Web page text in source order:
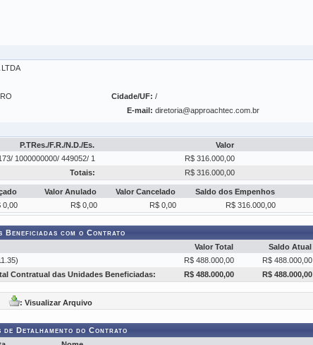
Cidade/UF: /
E-mail: diretoria@approachtec.com.br
P.TRes./F.R./N.D./Es. Valor
1000000000/ 449052/ 1 R$ 316.000,00
Totais:
R$ 316.000,00
Valor Anulado Valor Cancelado Saldo dos Empenhos
0,00 R$ 0,00 R$ 0,00 R$ 316.000,00
Beneficiadas com o Contrato
Valor Total Saldo Atual
R$ 488.000,00 R$ 488.000,00
Contratual das Unidades Beneficiadas:
R$ 488.000,00 R$ 488.000,00
: Visualizar Arquivo
de Detalhamento do Contrato